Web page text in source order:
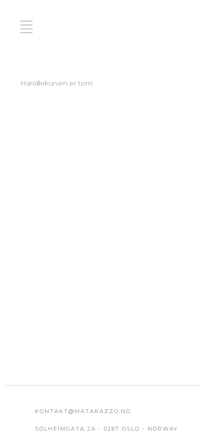
Handlekurven er tom
KONTAKT@MATARAZZO.NO
SOLHEIMGATA 2A - 0267 OSLO - NORWAY